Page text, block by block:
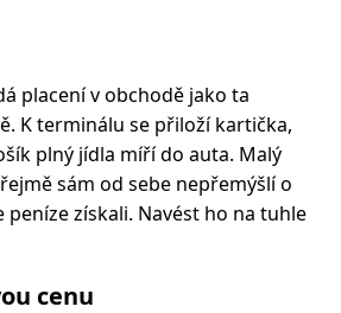
placení v obchodě jako ta
K terminálu se přiloží kartička,
plný jídla míří do auta. Malý
sám od sebe nepřemýšlí o
získali. Navést ho na tuhle
cenu